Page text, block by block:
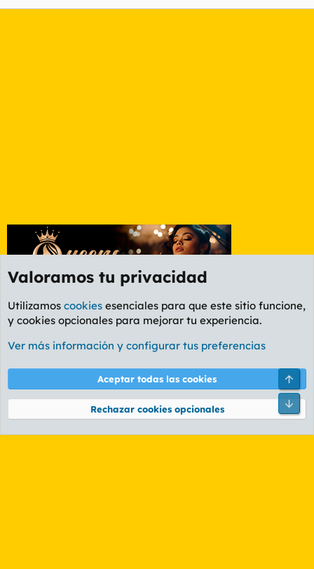
Etiquetas
Cookies
PL OLDSTYLE AMARILLO
Términos y reglas Política de privacidad Ayuda
Community platform by XenForo® © 2010-2026 XenForo Ltd.
Valoramos tu privacidad
Utilizamos cookies esenciales para que este sitio funcione,
y cookies opcionales para mejorar tu experiencia.
Ver más información y configurar tus preferencias
Aceptar todas las cookies
Rechazar cookies opcionales
Pie